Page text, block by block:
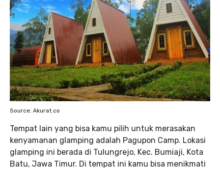
Source: Akurat.co
Tempat lain yang bisa kamu pilih untuk merasakan
kenyamanan glamping adalah Pagupon Camp. Lokasi
glamping ini berada di Tulungrejo, Kec. Bumiaji, Kota
Batu, Jawa Timur. Di tempat ini kamu bisa menikmati